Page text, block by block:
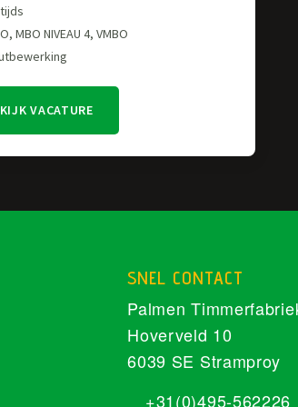
MBO NIVEAU 4, VMBO
VACATURE
SNEL CONTACT
Palmen
Hoverveld 10
6039 SE Stramproy
+31(0)495-562226